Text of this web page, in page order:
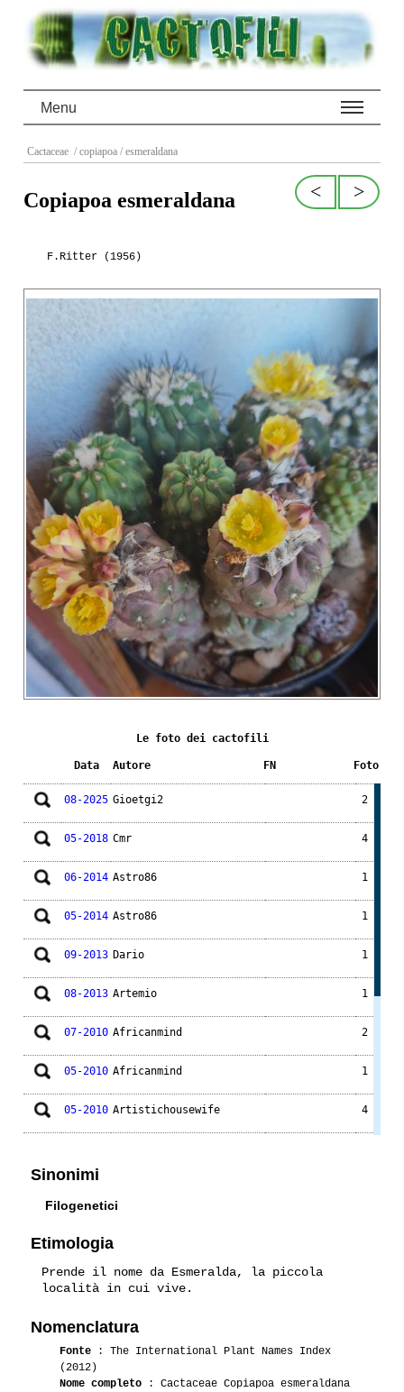
Menu
Cactaceae / copiapoa / esmeraldana
>
<
Copiapoa esmeraldana
F.Ritter (1956)
Le foto dei cactofili
Data Autore FN Foto
08-2025 Gioetgi2 2
05-2018 Cmr 4
06-2014 Astro86 1
05-2014 Astro86 1
09-2013 Dario 1
08-2013 Artemio 1
07-2010 Africanmind 2
05-2010 Africanmind 1
05-2010 Artistichousewife 4
07-2008 Chef 56
Sinonimi
Filogenetici
Etimologia
Prende il nome da Esmeralda, la piccola
località in cui vive.
Nomenclatura
Fonte : The International Plant Names Index
(2012)
Nome completo : Cactaceae Copiapoa esmeraldana